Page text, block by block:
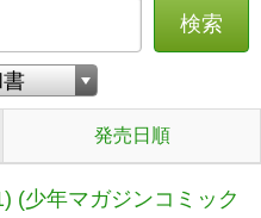
検索
発売日順
(少年マガジンコミック